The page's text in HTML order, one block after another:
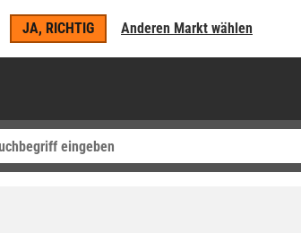
JA, RICHTIG Anderen Markt wählen